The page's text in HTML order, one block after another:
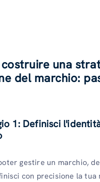
una
del marchio:
1: Definisci
gestire un marchio,
con precisione la tua